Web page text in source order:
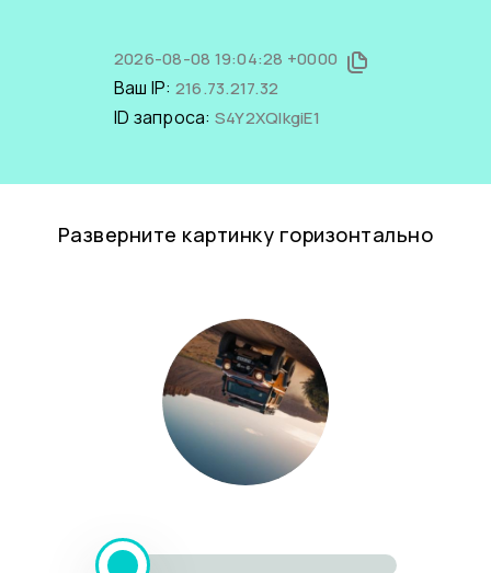
2026-08-08 19:04:28 +0000
Ваш IP: 216.73.217.32
ID запроса: S4Y2XQIkgiE1
Разверните картинку горизонтально